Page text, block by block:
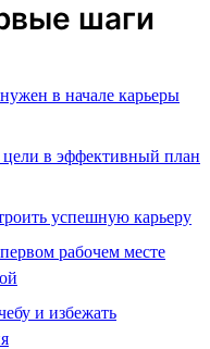
шаги
в начале карьеры
цели в эффективный план
успешную карьеру
рабочем месте
и избежать